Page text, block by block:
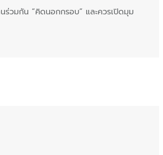
ร่วมกัน “คิดนอกกรอบ” และควรเปิดมุม